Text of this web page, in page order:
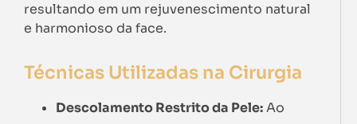
resultando em um rejuvenescimento natural
e harmonioso da face.
Técnicas Utilizadas na Cirurgia
Descolamento Restrito da Pele:Ao